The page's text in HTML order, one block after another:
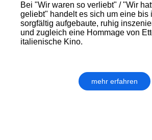
Bei "Wir waren so verliebt" / "Wir
geliebt" handelt es sich um eine bis
sorgfältig aufgebaute, ruhig
und zugleich eine Hommage von
italienische Kino.
mehr erfahren